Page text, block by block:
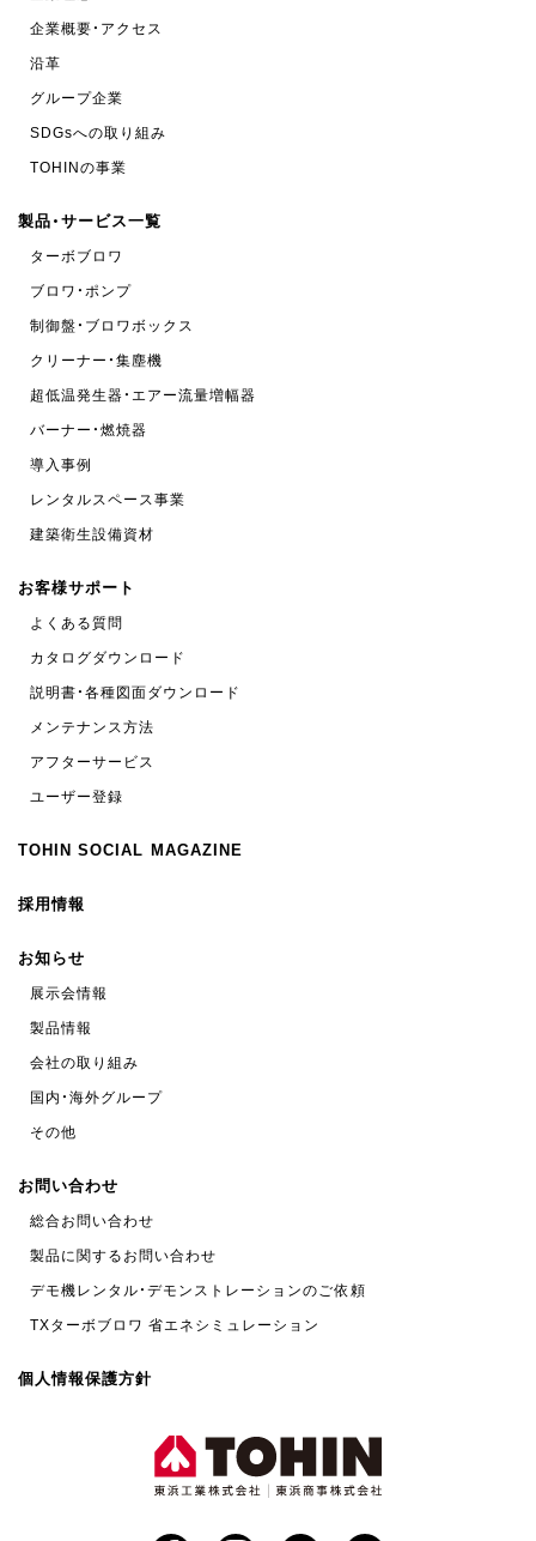
企業概要・アクセス
沿革
グループ企業
SDGsへの取り組み
TOHINの事業
製品・サービス一覧
ターボブロワ
ブロワ・ポンプ
制御盤・ブロワボックス
クリーナー・集塵機
超低温発生器・エアー流量増幅器
バーナー・燃焼器
導入事例
レンタルスペース事業
建築衛生設備資材
お客様サポート
よくある質問
カタログダウンロード
説明書・各種図面ダウンロード
メンテナンス方法
アフターサービス
ユーザー登録
TOHIN SOCIAL MAGAZINE
採用情報
お知らせ
展示会情報
製品情報
会社の取り組み
国内・海外グループ
その他
お問い合わせ
総合お問い合わせ
製品に関するお問い合わせ
デモ機レンタル・デモンストレーションのご依頼
TXターボブロワ 省エネシミュレーション
個人情報保護方針